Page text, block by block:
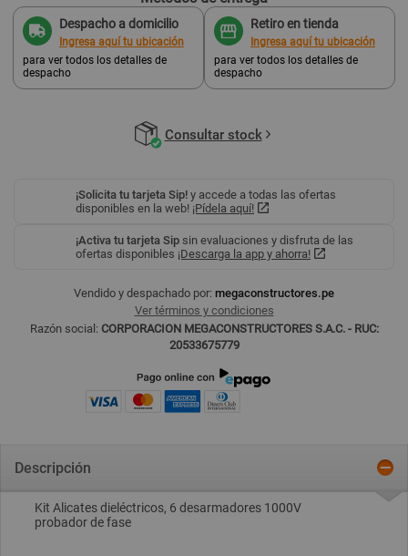
Despacho a domicilio
Ingresa aquí tu ubicación
para ver todos los detalles de
despacho
Retiro en tienda
Ingresa aquí tu ubicación
para ver todos los detalles de
despacho
Consultar stock
¡Solicita tu tarjeta Sip! y accede a todas las ofertas
disponibles en la web! ¡Pídela aquí!
¡Activa tu tarjeta Sip sin evaluaciones y disfruta de las
ofertas disponibles ¡Descarga la app y ahorra!
Vendido y despachado por: megaconstructores.pe
Ver términos y condiciones
Razón social: CORPORACION MEGACONSTRUCTORES S.A.C. - RUC:
20533675779
Descripción
Kit Alicates dieléctricos, 6 desarmadores 1000V
probador de fase